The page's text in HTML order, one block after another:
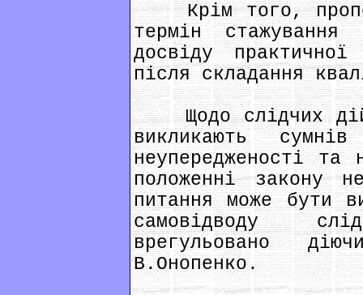
Крім того,
термін
досвіду
після складання
Щодо слідчих дій
викликають
неупередженості та
положенні закону
питання може бути
самовідводу
врегульовано
В.Онопенко.